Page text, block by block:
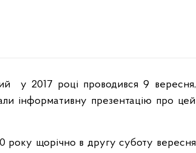
у 2017 році проводився 9 вересня,
інформативну презентацію про цей
року щорічно в другу суботу вересня